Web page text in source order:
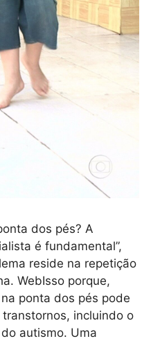
dos pés? A
é fundamental”,
reside na repetição
WebIsso porque,
ponta dos pés pode
incluindo o
autismo. Uma